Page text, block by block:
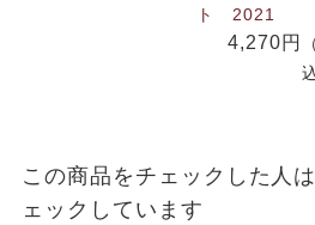
ト 2021
4,270円
この商品をチェックした人
ェックしています